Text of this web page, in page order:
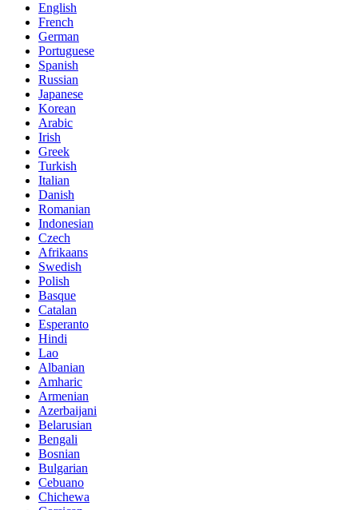
English
French
German
Portuguese
Spanish
Russian
Japanese
Korean
Arabic
Irish
Greek
Turkish
Italian
Danish
Romanian
Indonesian
Czech
Afrikaans
Swedish
Polish
Basque
Catalan
Esperanto
Hindi
Lao
Albanian
Amharic
Armenian
Azerbaijani
Belarusian
Bengali
Bosnian
Bulgarian
Cebuano
Chichewa